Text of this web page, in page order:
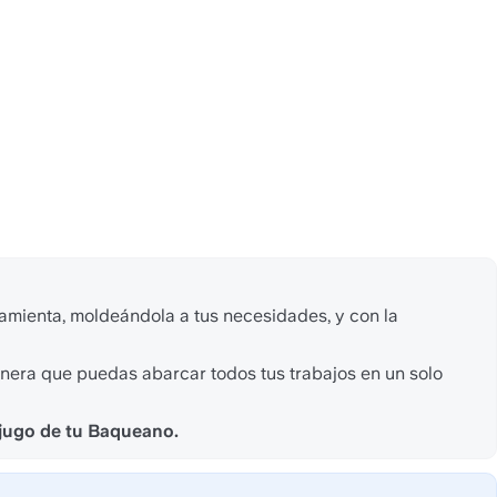
moldeándola a tus necesidades, y con la
que puedas abarcar todos tus trabajos en un solo
de tu Baqueano.